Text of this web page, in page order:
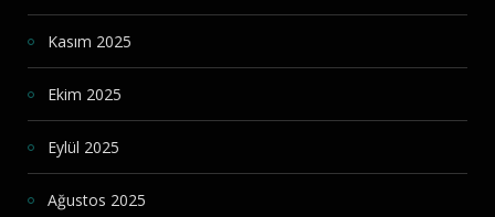
Kasım 2025
Ekim 2025
Eylül 2025
Ağustos 2025